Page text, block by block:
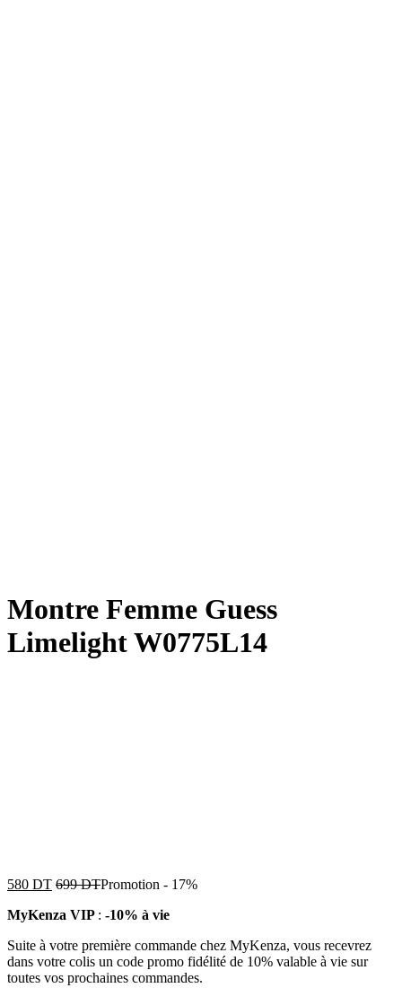
Montre Femme Guess
Limelight W0775L14
580 DT 699DTPromotion - 17%
MyKenza VIP : -10% à vie
Suite à votre première commande chez MyKenza, vous recevrez
dans votre colis un code promo fidélité de 10% valable à vie sur
toutes vos prochaines commandes.